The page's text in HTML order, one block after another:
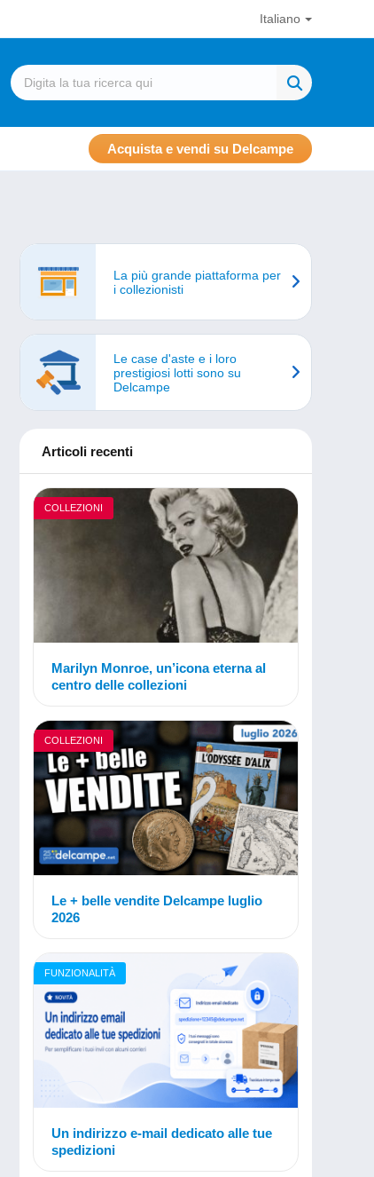
Italiano
Acquista e vendi su Delcampe
La più grande piattaforma per
i collezionisti
Le case d'aste e i loro
prestigiosi lotti sono su
Delcampe
Articoli recenti
COLLEZIONI
Marilyn Monroe, un’icona eterna al
centro delle collezioni
COLLEZIONI
Le + belle vendite Delcampe luglio
2026
FUNZIONALITÀ
Un indirizzo e-mail dedicato alle tue
spedizioni